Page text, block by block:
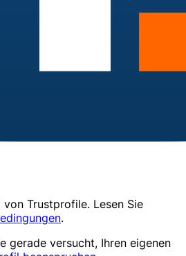
von Trustprofile. Lesen Sie
.
gerade versucht, Ihren eigenen